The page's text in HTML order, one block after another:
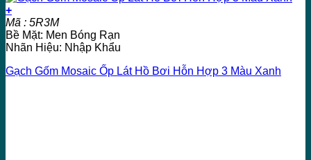
+
Mã : 5R3M
Bề Mặt: Men Bóng Rạn
Nhãn Hiệu: Nhập Khẩu
Gạch Gốm Mosaic Ốp Lát Hồ Bơi Hỗn Hợp 3 Màu Xanh